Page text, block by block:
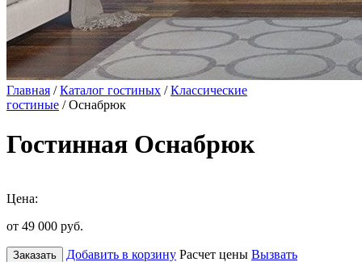
Главная /Каталог гостиных /Классические
гостиные / Оснабрюк
Гостинная Оснабрюк
Цена:
от 49 000 руб.
Заказать Добавить в корзину Расчет цены Вызвать